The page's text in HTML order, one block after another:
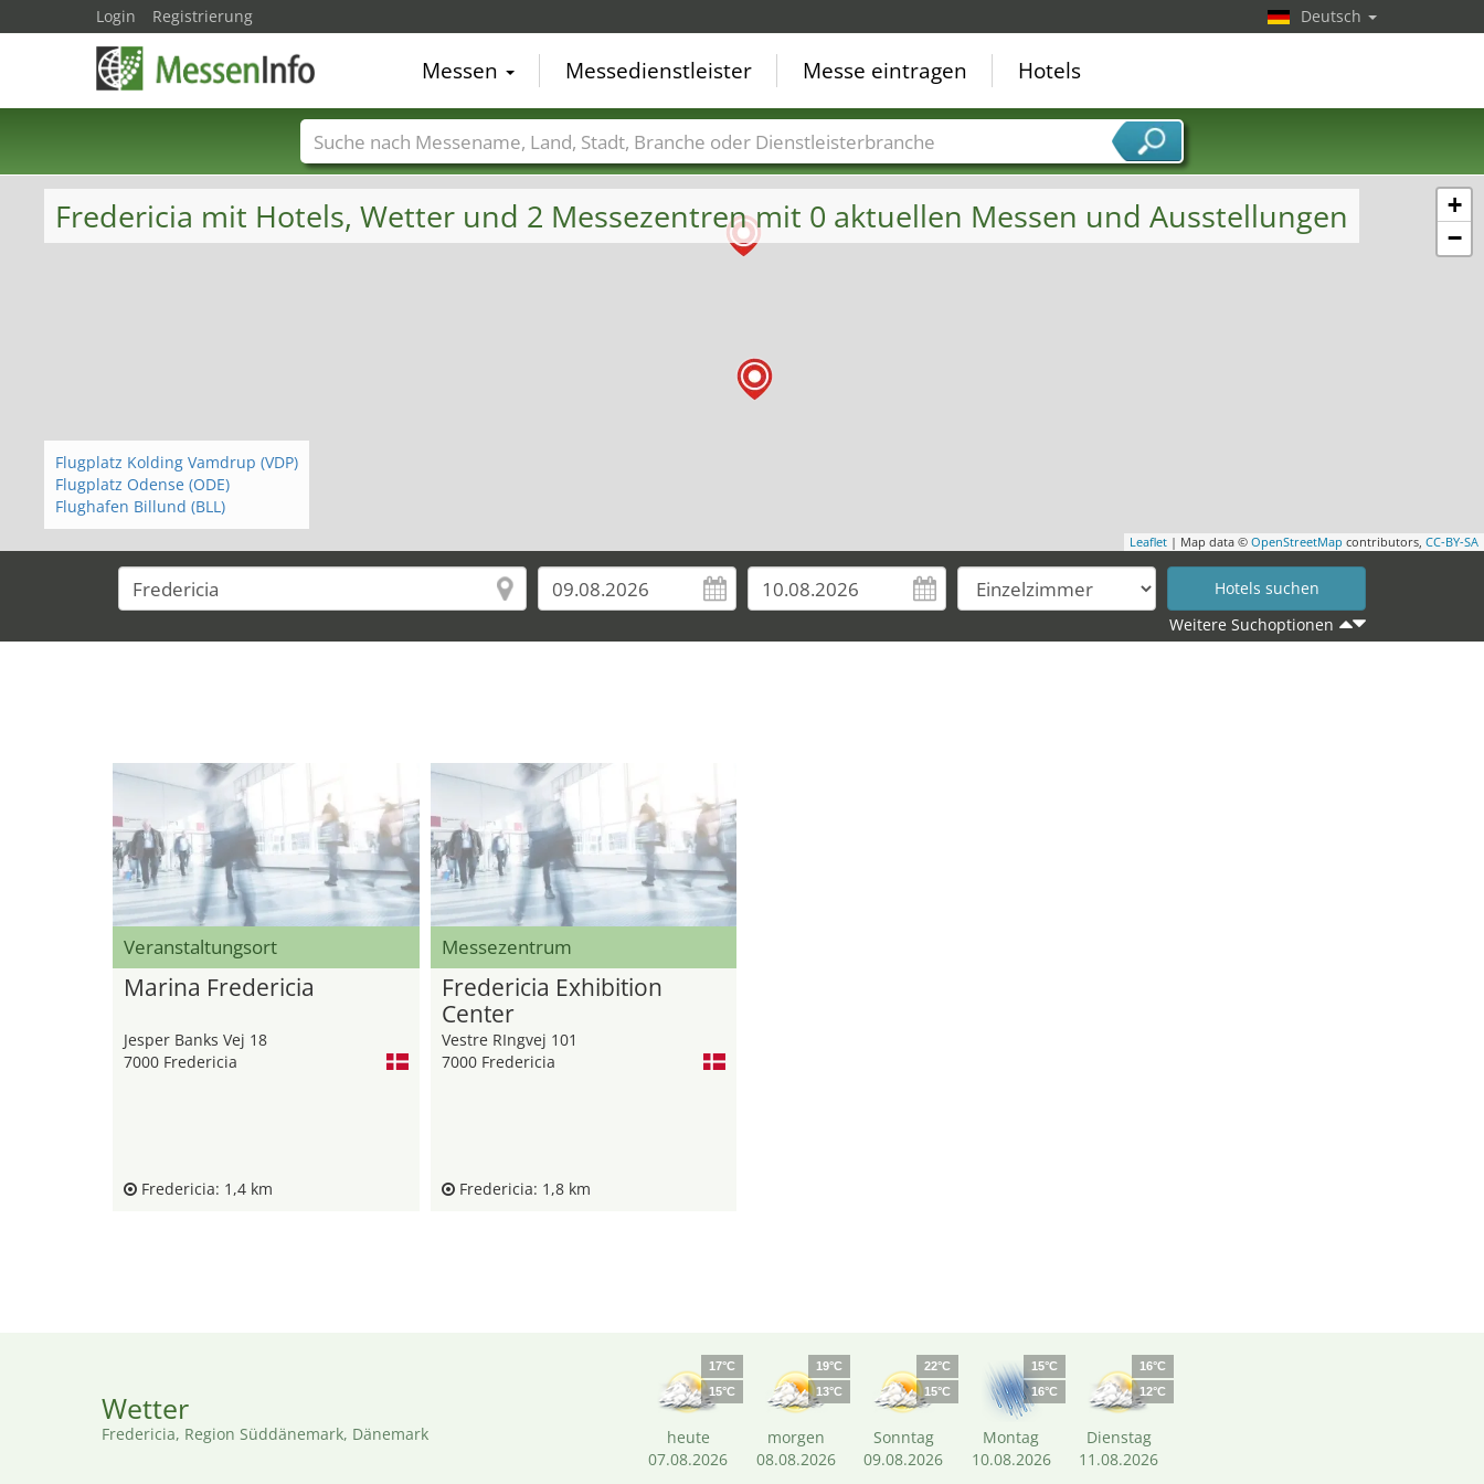
+
−
Leaflet | Map data © OpenStreetMap contributors, CC-BY-SA
Fredericia mit Hotels, Wetter und 2 Messezentren mit 0 aktuellen Messen und Ausstellungen
Flugplatz Kolding Vamdrup (VDP)
Flugplatz Odense (ODE)
Flughafen Billund (BLL)
Weitere Suchoptionen
Veranstaltungsort
Marina Fredericia
Jesper Banks Vej 18
7000 Fredericia
Fredericia: 1,4 km
Messezentrum
Fredericia Exhibition
Center
Vestre RIngvej 101
7000 Fredericia
Fredericia: 1,8 km
Wetter
Fredericia, Region Süddänemark, Dänemark
17°C
15°C
heute
07.08.2026
19°C
13°C
morgen
08.08.2026
22°C
15°C
Sonntag
09.08.2026
15°C
16°C
Montag
10.08.2026
16°C
12°C
Dienstag
11.08.2026
Login Registrierung Deutsch
Messen Messedienstleister Messe eintragen Hotels
Messenamen Länder Städte Branchen Dienstleisterbranchen